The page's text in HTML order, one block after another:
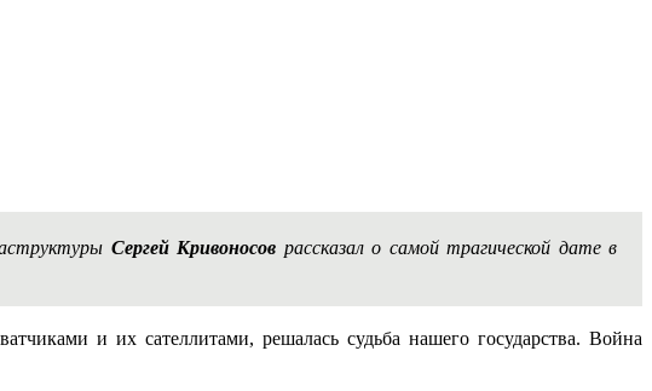
Сергей Кривоносов рассказал о самой трагической дате в
и их сателлитами, решалась судьба нашего государства. Война